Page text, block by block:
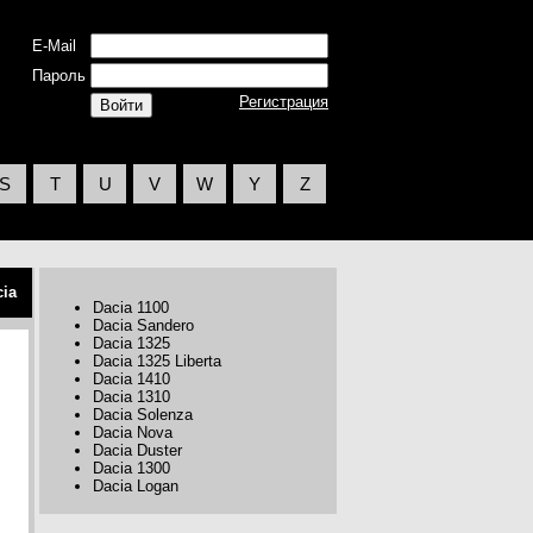
E-Mail
Пароль
Регистрация
S T U V W Y Z
Dacia 1100
Dacia Sandero
Dacia 1325
Dacia 1325 Liberta
Dacia 1410
Dacia 1310
Dacia Solenza
Dacia Nova
Dacia Duster
Dacia 1300
Dacia Logan